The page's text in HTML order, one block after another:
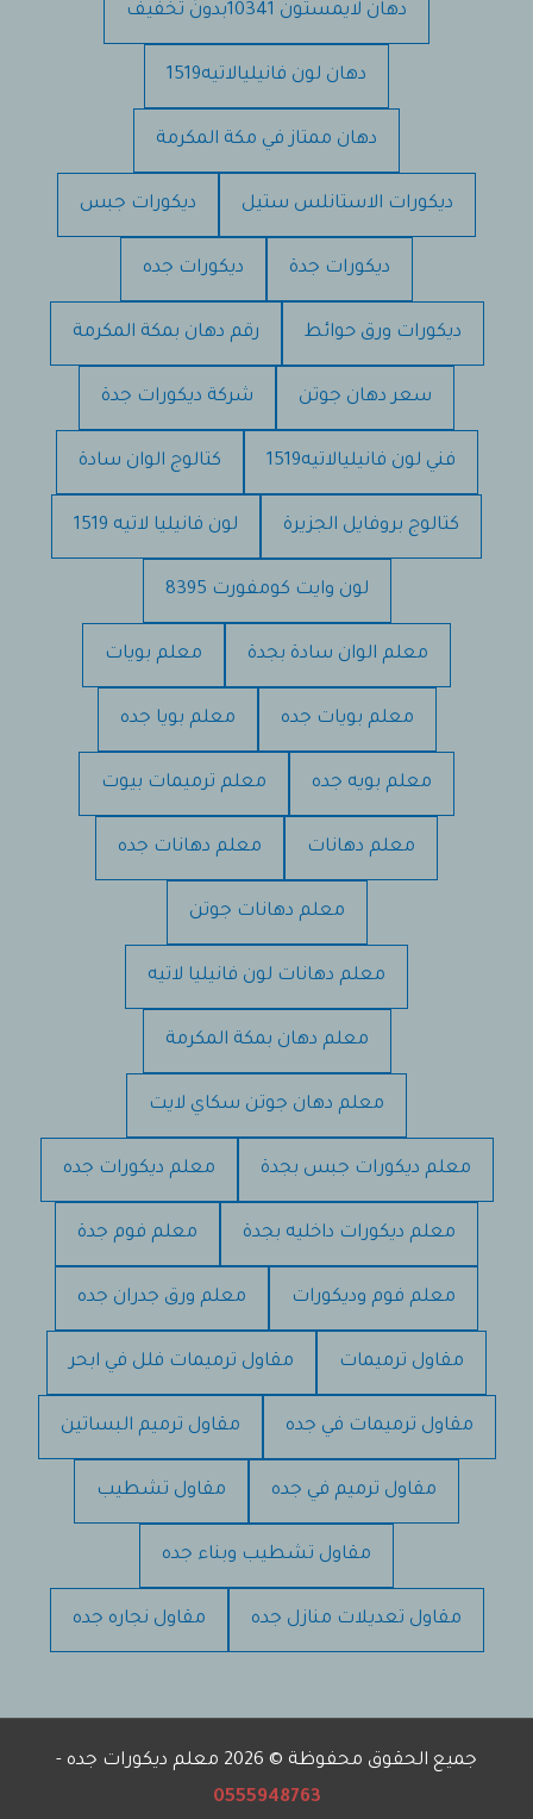
دهان لايمستون 10341بدونً تخفيف
دهان لون فانيليالاتيه1519
دهان ممتاز في مكة المكرمة
ديكورات الاستانلس ستيل ديكورات جبس
ديكورات جدة ديكورات جده
ديكورات ورق حوائط رقم دهان بمكة المكرمة
سعر دهان جوتن شركة ديكورات جدة
فني لون فانيليالاتيه1519 كتالوج الوان سادة
كتالوج بروفايل الجزيرة لون فانيليا لاتيه 1519
لون وايت كومفورت 8395
معلم الوان سادة بجدة معلم بويات
معلم بويات جده معلم بويا جده
معلم بويه جده معلم ترميمات بيوت
معلم دهانات معلم دهانات جده
معلم دهانات جوتن
معلم دهانات لون فانيليا لاتيه
معلم دهان بمكة المكرمة
معلم دهان جوتن سكاي لايت
معلم ديكورات جبس بجدة معلم ديكورات جده
معلم ديكورات داخليه بجدة معلم فوم جدة
معلم فوم وديكورات معلم ورق جدران جده
مقاول ترميمات مقاول ترميمات فلل في ابحر
مقاول ترميمات في جده مقاول ترميم البساتين
مقاول ترميم في جده مقاول تشطيب
مقاول تشطيب وبناء جده
مقاول تعديلات منازل جده مقاول نجاره جده
جميع الحقوق محفوظة © 2026 معلم ديكورات جده -
0555948763